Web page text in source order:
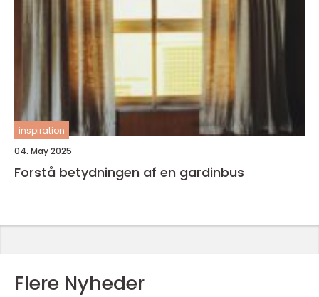
inspiration
04. May 2025
Forstå betydningen af en gardinbus
Flere Nyheder